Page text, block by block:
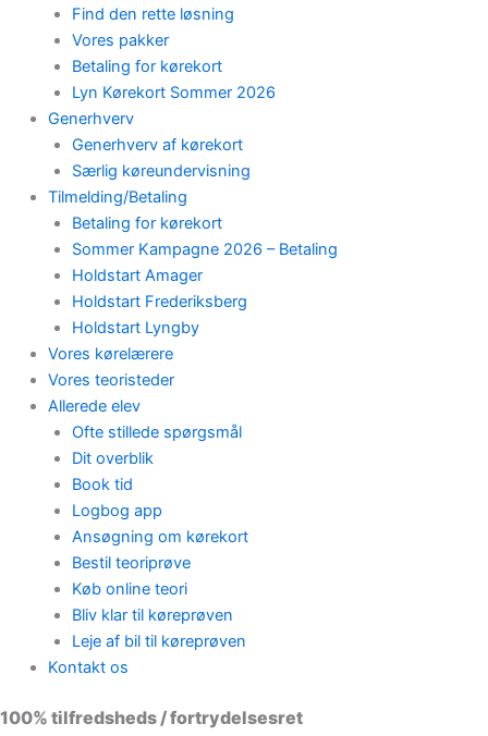
Find den rette løsning
Vores pakker
Betaling for kørekort
Lyn Kørekort Sommer 2026
Generhverv
Generhverv af kørekort
Særlig køreundervisning
Tilmelding/Betaling
Betaling for kørekort
Sommer Kampagne 2026 – Betaling
Holdstart Amager
Holdstart Frederiksberg
Holdstart Lyngby
Vores kørelærere
Vores teoristeder
Allerede elev
Ofte stillede spørgsmål
Dit overblik
Book tid
Logbog app
Ansøgning om kørekort
Bestil teoriprøve
Køb online teori
Bliv klar til køreprøven
Leje af bil til køreprøven
Kontakt os
100% tilfredsheds / fortrydelsesret